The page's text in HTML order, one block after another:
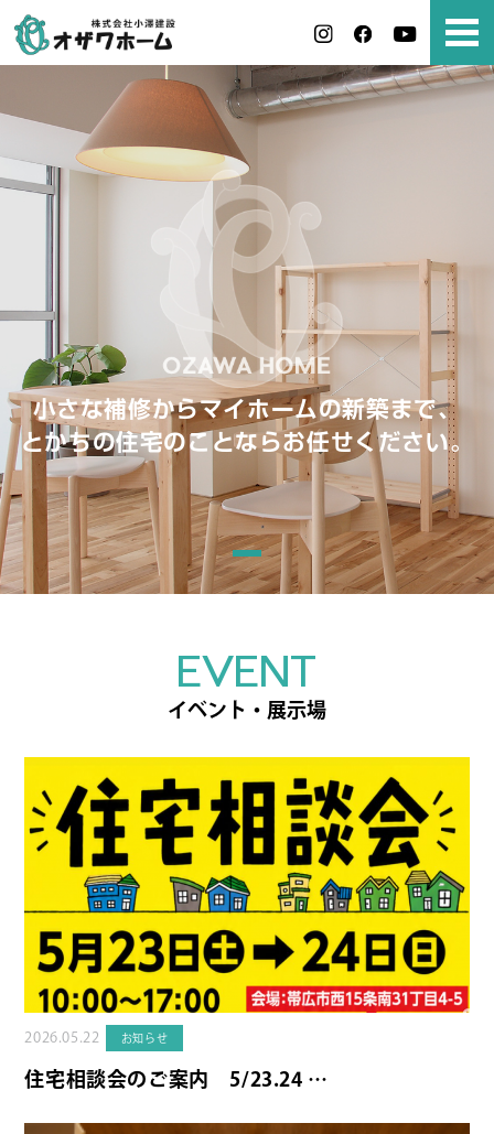
小さな補修からマイホームの新築まで、
とかちの住宅のことならお任せください。
EVENT
イベント・展示場
2026.05.22 お知らせ
住宅相談会のご案内 5/23.24 …